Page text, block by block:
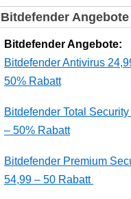
Bitdefender Angebote
Bitdefender Angebote:
Bitdefender Antivirus
50% Rabatt
Bitdefender Total
– 50% Rabatt
Bitdefender Premium
54,99 – 50 Rabatt